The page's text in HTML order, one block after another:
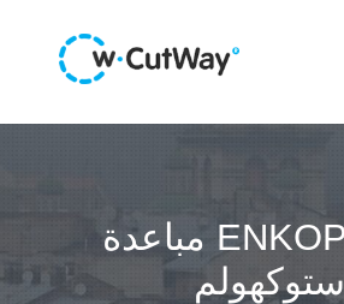
مباعدة ENKOPING -
ستوكهولم